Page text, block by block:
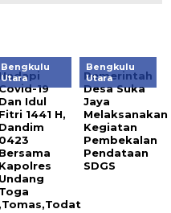
Bengkulu
Utara
Hadapi
19
Dan Idul
Fitri 1441 H,
Dandim
0423
Bersama
Kapolres
Undang
Toga
,Tomas,Todat
Bengkulu
Utara
Pemerintah
Desa Suka
Jaya
Melaksanakan
Kegiatan
Pembekalan
Pendataan
SDGS